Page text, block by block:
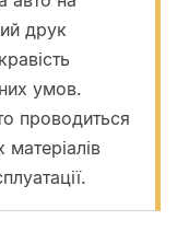
друк
умов.
проводиться